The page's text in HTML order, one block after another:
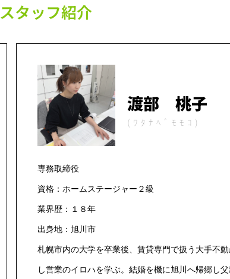
スタッフ紹介
渡部 桃子
(ﾜﾀﾅﾍﾞﾓﾓｺ)
専務取締役
資格：ホームステージャー２級
業界歴：１８年
出身地：旭川市
札幌市内の大学を卒業後、賃貸専門で扱う大手不
し営業のイロハを学ぶ。結婚を機に旭川へ帰郷し